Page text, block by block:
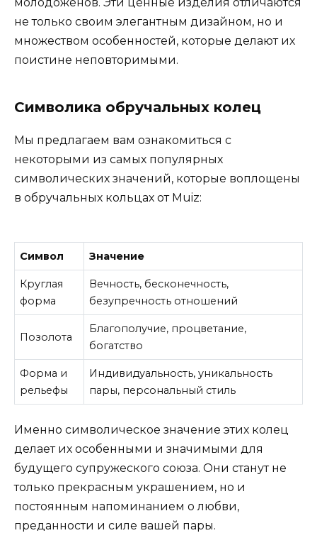
не только своим элегантным дизайном, но и
множеством особенностей, которые делают их
поистине неповторимыми.
Символика обручальных колец
Мы предлагаем вам ознакомиться с
некоторыми из самых популярных
символических значений, которые воплощены
в обручальных кольцах от Muiz:
Символ Значение
Круглая
форма
Вечность, бесконечность,
безупречность отношений
Позолота
Благополучие, процветание,
богатство
Форма и
рельефы
Индивидуальность, уникальность
пары, персональный стиль
Именно символическое значение этих колец
делает их особенными и значимыми для
будущего супружеского союза. Они станут не
только прекрасным украшением, но и
постоянным напоминанием о любви,
преданности и силе вашей пары.